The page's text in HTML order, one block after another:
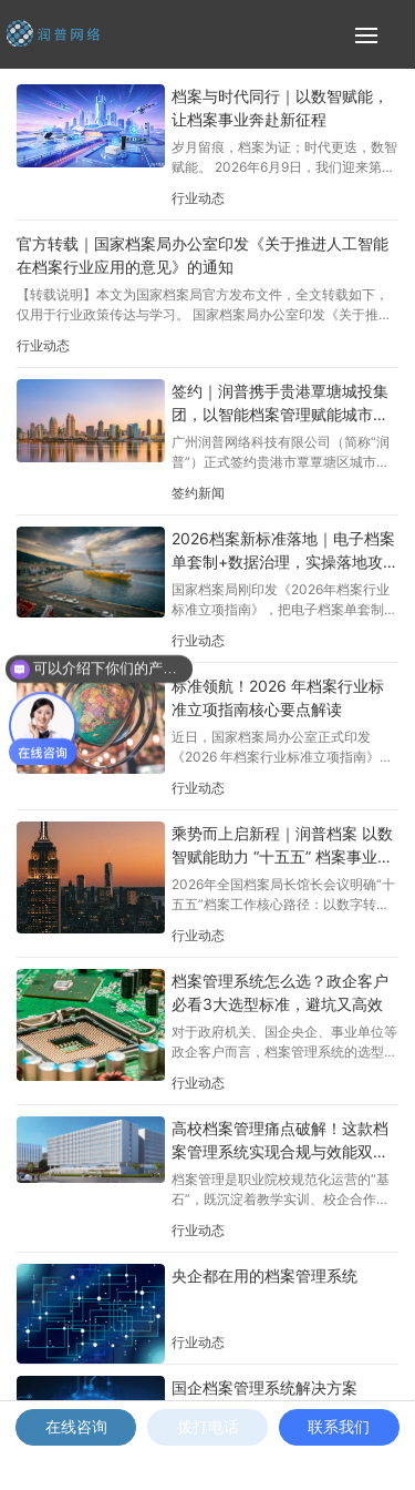
档案与时代同行｜以数智赋能，
让档案事业奔赴新征程
岁月留痕，档案为证；时代更迭，数智
赋能。 2026年6月9日，我们迎来第19
时代同行”。
行业动态
官方转载｜国家档案局办公室印发《关于推进人工智能
在档案行业应用的意见》的通知
【转载说明】本文为国家档案局官方发布文件，全文转载如下，
仅用于行业政策传达与学习。 国家档案局办公室印发《关于推进
行业动态
签约｜润普携手贵港覃塘城投集
团，以智能档案管理赋能城市建
设高质量发展
广州润普网络科技有限公司（简称“润
普”）正式签约贵港市覃覃塘区城市建
集团”），双方携手搭建智能档案管理
管理痛点，规范档案全生命周期管理，
筑牢国企合规防线，助力覃塘城投集团
实现国有资产精细化管控，为贵港平塘
城市建设与区域发展注入数字化动力
签约新闻
2026档案新标准落地｜电子档案
单套制+数据治理，实操落地攻
略来了
国家档案局刚印发《2026年档案行业
标准立项指南》，把电子档案单套制、
之下到底怎么落地才合规？
行业动态
标准领航！2026 年档案行业标
准立项指南核心要点解读
近日，国家档案局办公室正式印发
《2026 年档案行业标准立项指南》，
“十五五” 档案事业高质量开局，明确
务，为全国档案工作标准化、数字化、
智能化建设划定了清晰路线。
行业动态
乘势而上启新程｜润普档案 以数
智赋能助力 “十五五” 档案事业高
质量开局
2026年全国档案局长馆长会议明确“十
五五”档案工作核心路径：以数字转
资源、开放、安全四大体系。润普档案
管理、AI深度赋能、安全合规管控，精
准匹配国家档案现代化建设要求，推动
档案服务国家大局与民生需求。
行业动态
档案管理系统怎么选？政企客户
必看3大选型标准，避坑又高效
对于政府机关、国企央企、事业单位等
政企客户而言，档案管理系统的选型直
的防控，以及长期运维成本的高低。选
管理的规范化、智能化；选错了，不仅
浪费采购资金，还可能面临审计处罚、
信息泄露等隐患。
行业动态
高校档案管理痛点破解！这款档
案管理系统实现合规与效能双提
升
档案管理是职业院校规范化运营的“基
石”，既沉淀着教学实训、校企合作等
求。
行业动态
央企都在用的档案管理系统
行业动态
国企档案管理系统解决方案
行业动态
可以介绍下你们的产品么？
在线咨询 拨打电话 联系我们